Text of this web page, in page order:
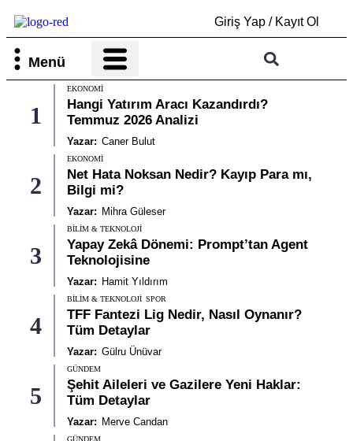
Giriş Yap / Kayıt Ol
Menü
1
EKONOMI
Hangi Yatırım Aracı Kazandırdı?
Temmuz 2026 Analizi
Yazar: Caner Bulut
2
EKONOMI
Net Hata Noksan Nedir? Kayıp Para mı,
Bilgi mi?
Yazar: Mihra Güleser
3
BILIM & TEKNOLOJI
Yapay Zekâ Dönemi: Prompt’tan Agent
Teknolojisine
Yazar: Hamit Yıldırım
4
BILIM & TEKNOLOJI SPOR
TFF Fantezi Lig Nedir, Nasıl Oynanır?
Tüm Detaylar
Yazar: Gülru Ünüvar
5
GÜNDEM
Şehit Aileleri ve Gazilere Yeni Haklar:
Tüm Detaylar
Yazar: Merve Candan